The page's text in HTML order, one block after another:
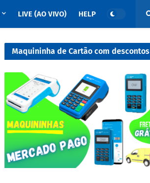
LIVE (AO VIVO) HELP
Maquininha de Cartão com descontos